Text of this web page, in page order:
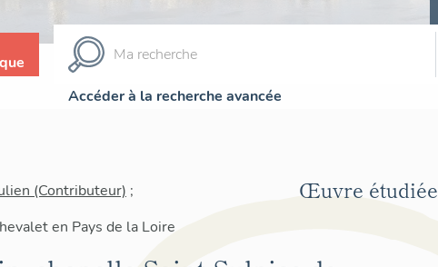
Accéder à la recherche avancée
(Contributeur) ;
en Pays de la Loire
Œuvre étudiée